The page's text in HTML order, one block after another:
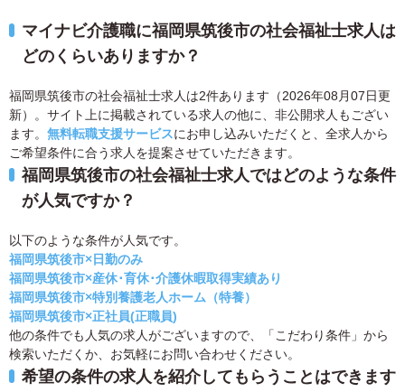
マイナビ介護職に福岡県筑後市の社会福祉士求人は
どのくらいありますか？
福岡県筑後市の社会福祉士求人は2件あります（2026年08月07日更
新）。サイト上に掲載されている求人の他に、非公開求人もござい
ます。 無料転職支援サービスにお申し込みいただくと、全求人から
ご希望条件に合う求人を提案させていただきます。
福岡県筑後市の社会福祉士求人ではどのような条件
が人気ですか？
以下のような条件が人気です。
福岡県筑後市×日勤のみ
福岡県筑後市×産休･育休･介護休暇取得実績あり
福岡県筑後市×特別養護老人ホーム（特養）
福岡県筑後市×正社員(正職員)
他の条件でも人気の求人がございますので、「こだわり条件」から
検索いただくか、お気軽にお問い合わせください。
希望の条件の求人を紹介してもらうことはできます